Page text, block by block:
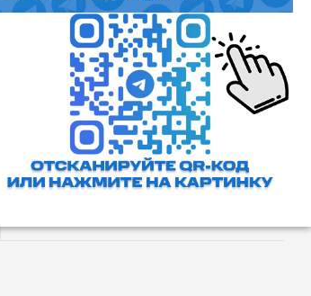
Пользовательское соглашение
Все права защищены. Любое
использование материалов
допускается только с согласия
редакции, а также с ссылкой на
сайт.